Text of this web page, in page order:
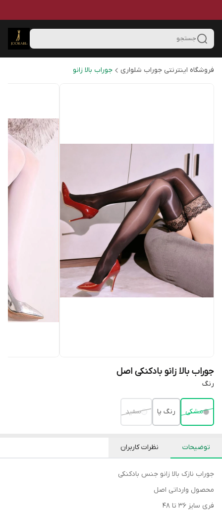
جستجو
فروشگاه اینترنتی جوراب شلواری جوراب بالا زانو
جوراب بالا زانو بادکنکی اصل
رنگ
مشکی رنگ پا سفید
توضیحات نظرات کاربران
جوراب نازک بالا زانو جنس بادکنکی
محصول وارداتی اصل
فری سایز ۳۶ تا ۴۸